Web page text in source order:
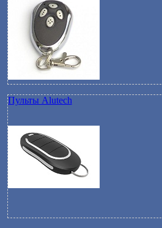
Пульты Alutech